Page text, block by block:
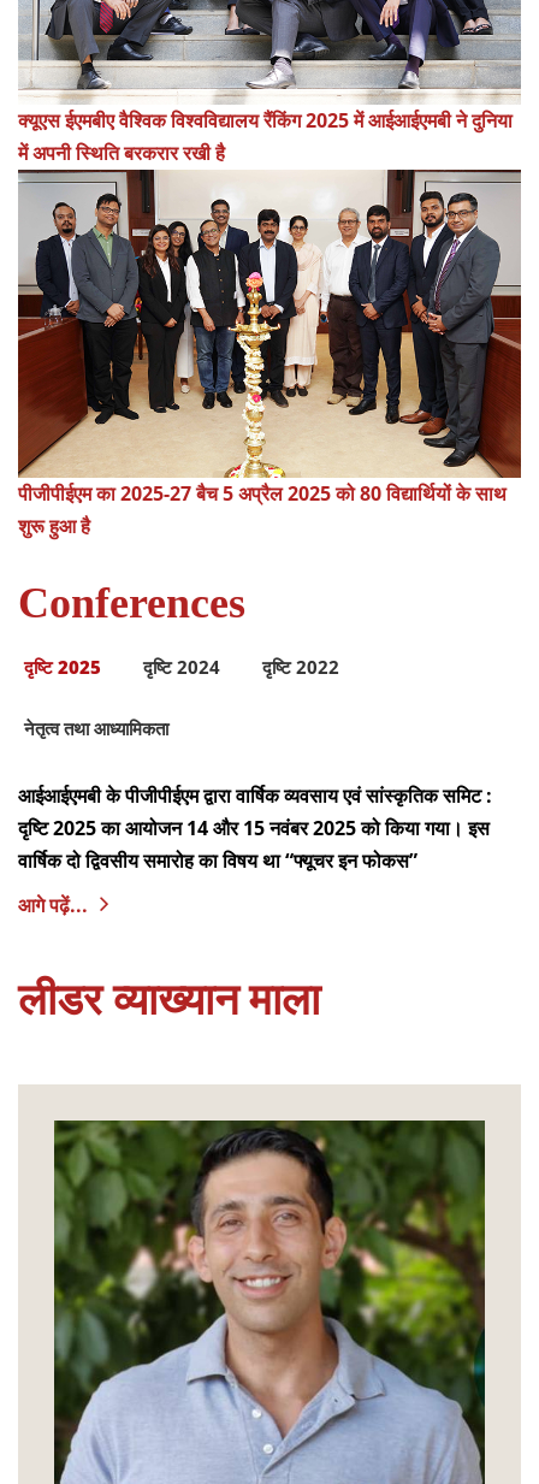
क्यूएस ईएमबीए वैश्विक विश्वविद्यालय रैंकिंग 2025 में आईआईएमबी ने दुनिया
में अपनी स्थिति बरकरार रखी है
पीजीपीईएम का 2025-27 बैच 5 अप्रैल 2025 को 80 विद्यार्थियों के साथ
शुरू हुआ है
Conferences
दृष्टि 2025 दृष्टि 2024 दृष्टि 2022
नेतृत्व तथा आध्यामिकता
आईआईएमबी के पीजीपीईएम द्वारा वार्षिक व्यवसाय एवं सांस्कृतिक समिट :
दृष्टि 2025 का आयोजन 14 और 15 नवंबर 2025 को किया गया। इस
वार्षिक दो द्विवसीय समारोह का विषय था “फ्यूचर इन फोकस”
आगे पढ़ें...
लीडर व्याख्यान माला